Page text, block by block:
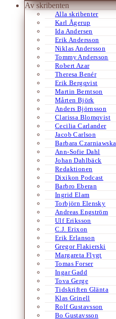
Av skribenten
Alla skribenter
Karl Ågerup
Ida Andersen
Erik Andersson
Niklas Andersson
Tommy Andersson
Robert Azar
Theresa Benér
Erik Bergqvist
Martin Berntson
Mårten Björk
Anders Björnsson
Clarissa Blomqvist
Cecilia Carlander
Jacob Carlson
Barbara Czarniawska
Ann-Sofie Dahl
Johan Dahlbäck
Redaktionen
Dixikon Podcast
Barbro Eberan
Ingrid Elam
Torbjörn Elensky
Andreas Engström
Ulf Eriksson
C.J. Erixon
Erik Erlanson
Gregor Flakierski
Margareta Flygt
Tomas Forser
Ingar Gadd
Tova Gerge
Tidskriften Glänta
Klas Grinell
Rolf Gustavsson
Bo Gustavsson